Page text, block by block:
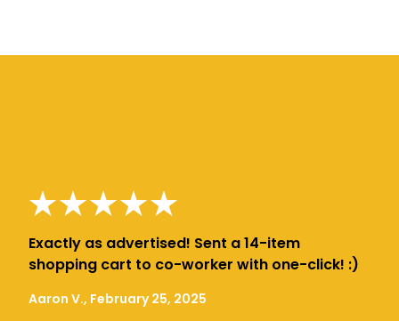
Exactly as advertised! Sent a 14-item
shopping cart to co-worker with one-click! :)
Aaron V., February 25, 2025